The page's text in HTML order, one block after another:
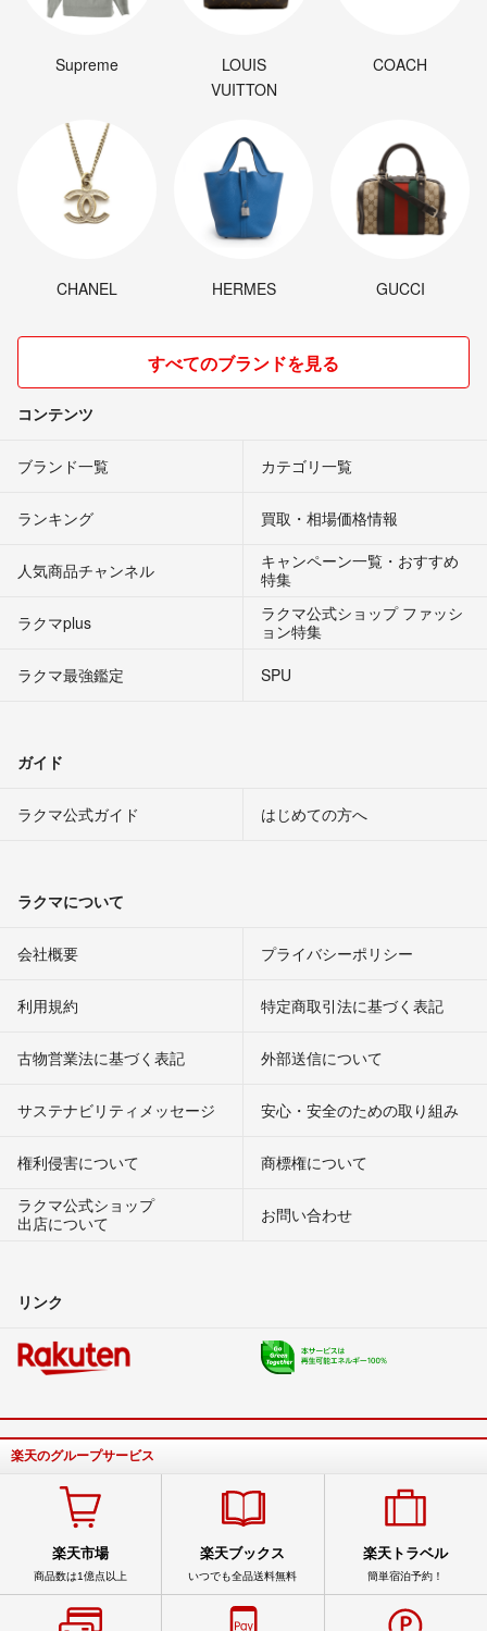
Supreme
LOUIS
VUITTON
COACH
CHANEL HERMES GUCCI
すべてのブランドを見る
コンテンツ
ブランド一覧 カテゴリ一覧
ランキング 買取・相場価格情報
人気商品チャンネル
キャンペーン一覧・おすすめ
特集
ラクマplus
ラクマ公式ショップ ファッシ
ョン特集
ラクマ最強鑑定
SPU
ガイド
ラクマ公式ガイド はじめての方へ
ラクマについて
会社概要 プライバシーポリシー
利用規約 特定商取引法に基づく表記
古物営業法に基づく表記 外部送信について
サステナビリティメッセージ 安心・安全のための取り組み
権利侵害について
商標権について
ラクマ公式ショップ
出店について
お問い合わせ
リンク
楽天のグループサービス
楽天市場
商品数は1億点以上
楽天ブックス
いつでも全品送料無料
楽天トラベル
簡単宿泊予約！